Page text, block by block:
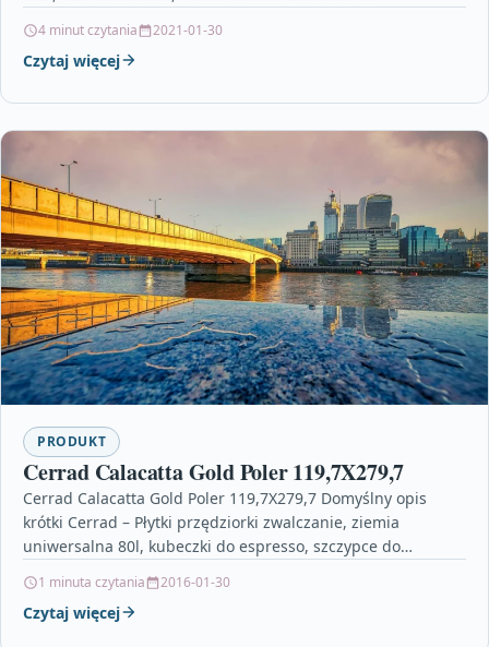
4 minut czytania 2021-01-30
Czytaj więcej
PRODUKT
Cerrad Calacatta Gold Poler 119,7X279,7
Cerrad Calacatta Gold Poler 119,7X279,7 Domyślny opis
krótki Cerrad – Płytki przędziorki zwalczanie, ziemia
uniwersalna 80l, kubeczki do espresso, szczypce do
1 minuta czytania 2016-01-30
Czytaj więcej